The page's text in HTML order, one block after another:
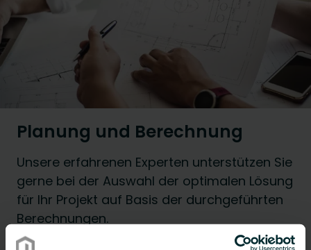
Planung und Berechnung
Unsere erfahrenen Experten unterstützen Sie
gerne bei der Auswahl der optimalen Lösung
für Ihr Projekt auf Basis der durchgeführten
Berechnungen.